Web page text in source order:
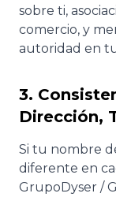
sobre ti,
comercio, y
autoridad en
3.
Dirección,
Si tu nombre
diferente en
GrupoDyser /